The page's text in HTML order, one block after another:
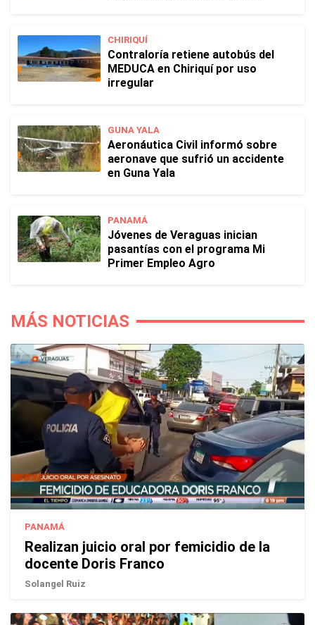
CHIRIQUÍ
Contraloría retiene autobús del
MEDUCA en Chiriquí por uso
irregular
GUNA YALA
Aeronáutica Civil informó sobre
aeronave que sufrió un accidente
en Guna Yala
PANAMÁ
Jóvenes de Veraguas inician
pasantías con el programa Mi
Primer Empleo Agro
MÁS NOTICIAS
PANAMÁ
Realizan juicio oral por femicidio de la
docente Doris Franco
Solangel Ruiz